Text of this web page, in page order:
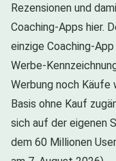
Rezensionen und
Coaching-Apps hier.
einzige Coaching-
Werbe-
Werbung noch
Basis ohne Kauf
sich auf der eigenen
dem 60 Millionen